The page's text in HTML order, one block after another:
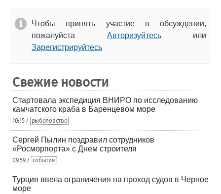
Чтобы принять участие в обсуждении,
пожалуйста Авторизуйтесьили
Зарегистрируйтесь
Свежие новости
Стартовала экспедиция ВНИРО по исследованию
камчатского краба в Баренцевом море
10:15 / рыболовство
Сергей Пылин поздравил сотрудников
«Росморпорта» с Днем строителя
09:59 / события
Турция ввела ограничения на проход судов в Черное
море